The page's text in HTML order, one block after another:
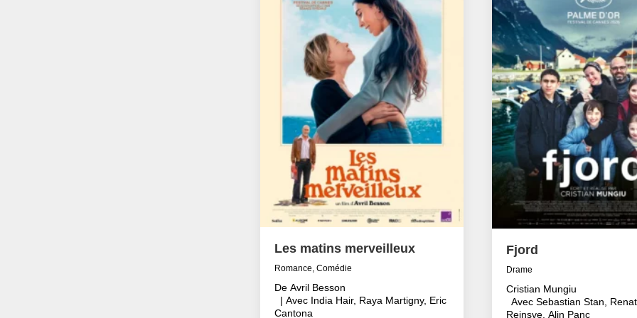
Les matins merveilleux
Romance, Comédie
De Avril Besson
| Avec India Hair, Raya Martigny, Eric
Cantona
Fjord
Drame
Cristian Mungiu
Avec Sebastian Stan,
Reinsve, Alin Panc